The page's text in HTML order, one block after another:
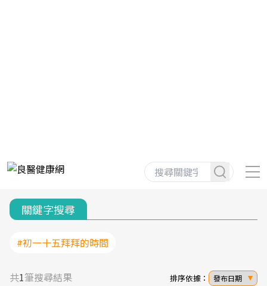
關鍵字搜尋
#初一十五拜拜的時間
共1筆搜尋結果 排序依據： 發布日期